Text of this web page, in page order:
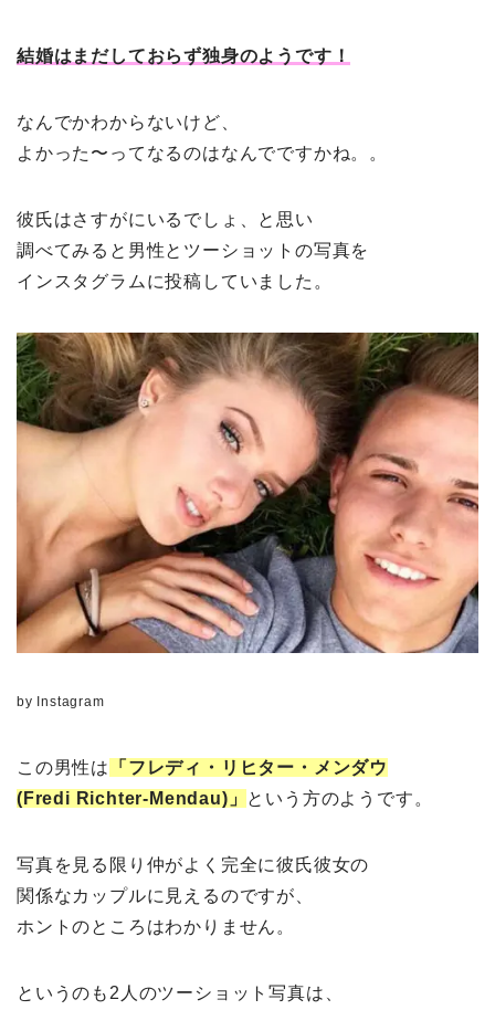
結婚はまだしておらず独身のようです！
なんでかわからないけど、
よかった〜ってなるのはなんでですかね。。
彼氏はさすがにいるでしょ、と思い
調べてみると男性とツーショットの写真を
インスタグラムに投稿していました。
by Instagram
この男性は
「フレディ・リヒター・メンダウ
(Fredi Richter-Mendau)」 という方のようです。
写真を見る限り仲がよく完全に彼氏彼女の
関係なカップルに見えるのですが、
ホントのところはわかりません。
というのも2人のツーショット写真は、